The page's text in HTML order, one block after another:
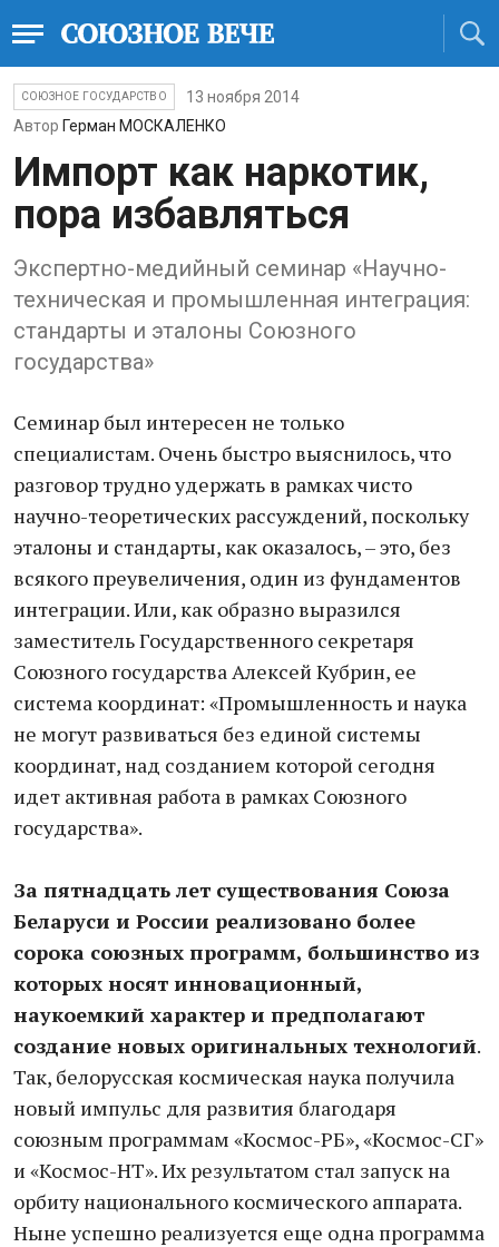
СОЮЗНОЕ ГОСУДАРСТВО
13 ноября 2014
Автор Герман МОСКАЛЕНКО
Импорт как наркотик,
пора избавляться
Экспертно-медийный семинар «Научно-
техническая и промышленная интеграция:
стандарты и эталоны Союзного
государства»
Семинар был интересен не только
специалистам. Очень быстро выяснилось, что
разговор трудно удержать в рамках чисто
научно-теоретических рассуждений, поскольку
эталоны и стандарты, как оказалось, – это, без
всякого преувеличения, один из фундаментов
интеграции. Или, как образно выразился
заместитель Государственного секретаря
Союзного государства Алексей Кубрин, ее
система координат: «Промышленность и наука
не могут развиваться без единой системы
координат, над созданием которой сегодня
идет активная работа в рамках Союзного
государства».
За пятнадцать лет существования Союза
Беларуси и России реализовано более
сорока союзных программ, большинство из
которых носят инновационный,
наукоемкий характер и предполагают
создание новых оригинальных технологий.
Так, белорусская космическая наука получила
новый импульс для развития благодаря
союзным программам «Космос-РБ», «Космос-СГ»
и «Космос-НТ». Их результатом стал запуск на
орбиту национального космического аппарата.
Ныне успешно реализуется еще одна программа